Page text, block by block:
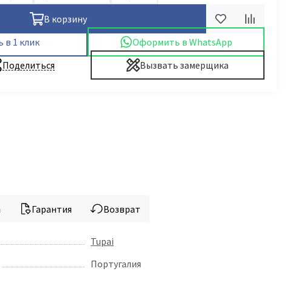
В корзину
в 1 клик
Оформить в WhatsApp
Вызвать замерщика
Поделиться
Гарантия Возврат
Tupai
Португалия